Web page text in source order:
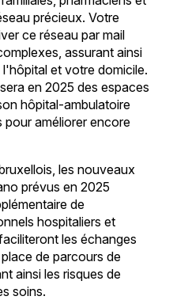
précieux. Votre
ce réseau par mail
assurant ainsi
et votre domicile.
en 2025 des espaces
hôpital-ambulatoire
pour améliorer encore
les nouveaux
prévus en 2025
de
hospitaliers et
les échanges
de parcours de
ainsi les risques de
soins.